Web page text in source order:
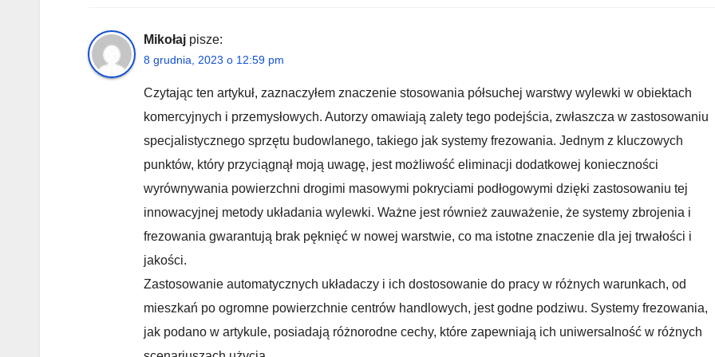
Mikołaj pisze:
8 grudnia, 2023 o 12:59 pm
Czytając ten artykuł, zaznaczyłem znaczenie stosowania półsuchej warstwy wylewki w obiektach
komercyjnych i przemysłowych. Autorzy omawiają zalety tego podejścia, zwłaszcza w zastosowaniu
specjalistycznego sprzętu budowlanego, takiego jak systemy frezowania. Jednym z kluczowych
punktów, który przyciągnął moją uwagę, jest możliwość eliminacji dodatkowej konieczności
wyrównywania powierzchni drogimi masowymi pokryciami podłogowymi dzięki zastosowaniu tej
innowacyjnej metody układania wylewki. Ważne jest również zauważenie, że systemy zbrojenia i
frezowania gwarantują brak pęknięć w nowej warstwie, co ma istotne znaczenie dla jej trwałości i
jakości.
Zastosowanie automatycznych układaczy i ich dostosowanie do pracy w różnych warunkach, od
mieszkań po ogromne powierzchnie centrów handlowych, jest godne podziwu. Systemy frezowania,
jak podano w artykule, posiadają różnorodne cechy, które zapewniają ich uniwersalność w różnych